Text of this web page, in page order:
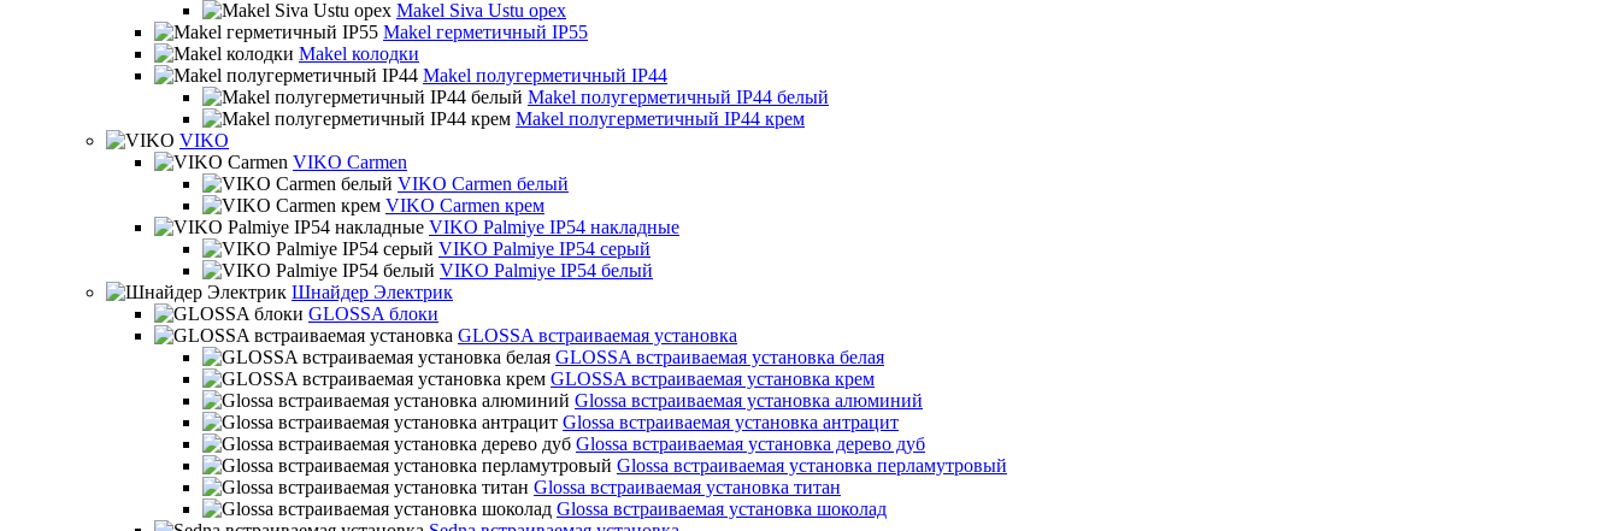
Makel Siva Ustu орех
Makel герметичный IP55
Makel колодки
Makel полугерметичный IP44
Makel полугерметичный IP44 белый
Makel полугерметичный IP44 крем
VIKO
VIKO Carmen
VIKO Carmen белый
VIKO Carmen крем
VIKO Palmiye IP54 накладные
VIKO Palmiye IP54 серый
VIKO Palmiye IP54 белый
Шнайдер Электрик
GLOSSA блоки
GLOSSA встраиваемая установка
GLOSSA встраиваемая установка белая
GLOSSA встраиваемая установка крем
Glossa встраиваемая установка алюминий
Glossa встраиваемая установка антрацит
Glossa встраиваемая установка дерево дуб
Glossa встраиваемая установка перламутровый
Glossa встраиваемая установка титан
Glossa встраиваемая установка шоколад